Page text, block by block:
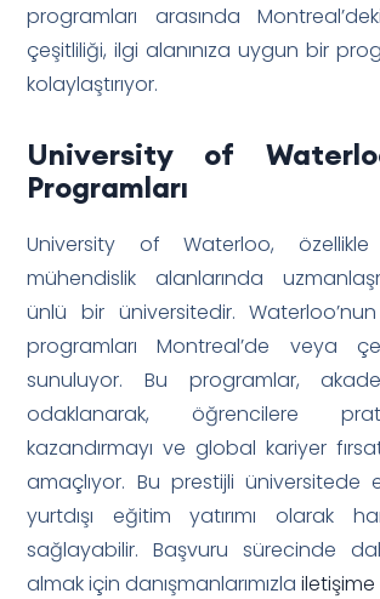
programları arasında
çeşitliliği, ilgi alanınıza uygun bir
kolaylaştırıyor.
University of
Programları
University of Waterloo,
mühendislik alanlarında
ünlü bir üniversitedir.
programları Montreal’de veya
sunuluyor. Bu programlar,
odaklanarak, öğrencilere
kazandırmayı ve global kariyer
amaçlıyor. Bu prestijli üniversitede
yurtdışı eğitim yatırımı olarak
sağlayabilir. Başvuru sürecinde
almak için danışmanlarımızla